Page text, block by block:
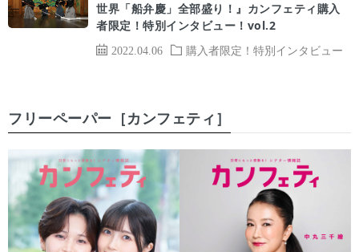
2022.04.06 購入者限定！特別インタビュー
世界「船弁慶」全部盛り！』カンフェティ購入
者限定！特別インタビュー！vol.2
フリーペーパー［カンフェティ］